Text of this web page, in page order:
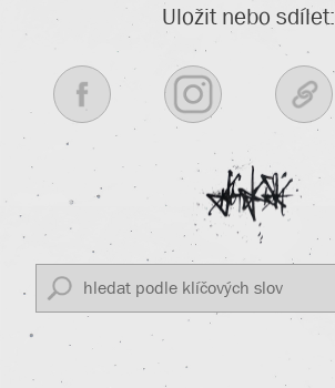
Uložit nebo sdílet: